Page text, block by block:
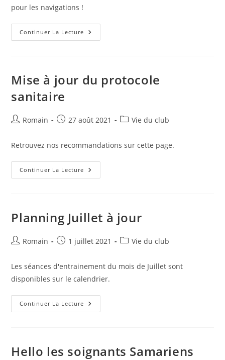
pour les navigations !
Continuer La Lecture Reprise
Des
Mise à jour du protocole
sanitaire
Auteur/autrice
la
publication :
Romain
Publication
27 août 2021
PostVie du club
Retrouvez nos recommandations sur cette page.
Continuer La Lecture Mise
À
Planning Juillet à jour
Auteur/autrice
la
publication :
Romain
Publication
1 juillet 2021
PostVie du club
Les séances d'entrainement du mois de Juillet sont
disponibles sur le calendrier.
Continuer La Lecture Planning
Juillet
Hello les soignants Samariens